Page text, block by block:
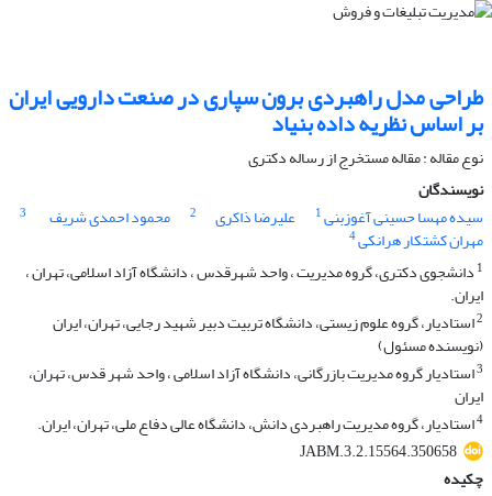
طراحی مدل راهبردی برون سپاری در صنعت دارویی ایران
بر اساس نظریه داده بنیاد
نوع مقاله : مقاله مستخرج از رساله دکتری
نویسندگان
سیده مهسا حسینی آغوزبنی1 علیرضا ذاکری 2 محمود احمدی شریف 3
مهران کشتکار هرانکی4
1 دانشجوی دکتری، گروه مدیریت ، واحد شهرقدس ، دانشگاه آزاد اسلامی، تهران ،
ایران.
2استادیار، گروه علوم زیستی، دانشگاه تربیت دبیر شهید رجایی، تهران، ایران
(نویسنده مسئول)
3استادیار گروه مدیریت بازرگانی، دانشگاه آزاد اسلامی ، واحد شهر قدس، تهران،
ایران
4استادیار، گروه مدیریت راهبردی دانش، دانشگاه عالی دفاع ملی، تهران، ایران.
JABM.3.2.15564.350658
چکیده